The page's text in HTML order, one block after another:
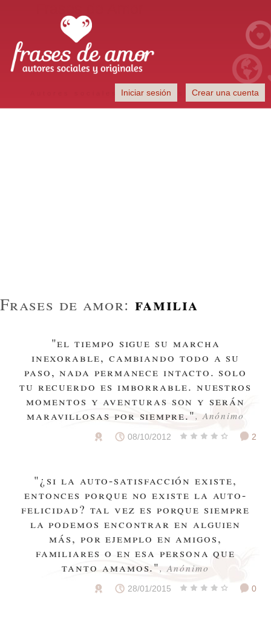
Autores sociales y originales
Iniciar sesión Crear una cuenta
Frases de amor: familia
"el tiempo sigue su marcha
inexorable, cambiando todo a su
paso, nada permanece intacto. solo
tu recuerdo es imborrable. nuestros
momentos y aventuras son y serán
maravillosas por siempre.", Anónimo
08/10/2012 2
"¿si la auto-satisfacción existe,
entonces porque no existe la auto-
felicidad? tal vez es porque siempre
la podemos encontrar en alguien
más, por ejemplo en amigos,
familiares o en esa persona que
tanto amamos.", Anónimo
28/01/2015 0